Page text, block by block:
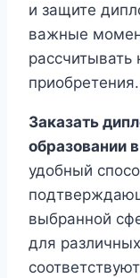
и защите
важные
рассчитывать
приобретения.
Заказать
образовании
удобный
выбранной
для